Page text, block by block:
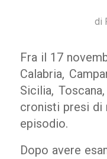
di
Fra il 17
Calabria,
Sicilia,
cronisti presi di
episodio.
Dopo avere